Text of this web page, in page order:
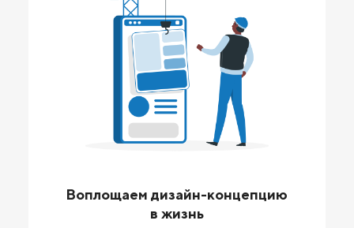
Воплощаем дизайн-концепцию
в жизнь